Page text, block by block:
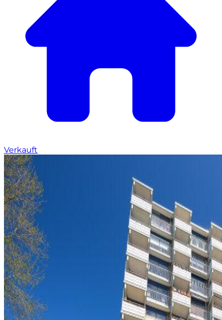
Verkauft